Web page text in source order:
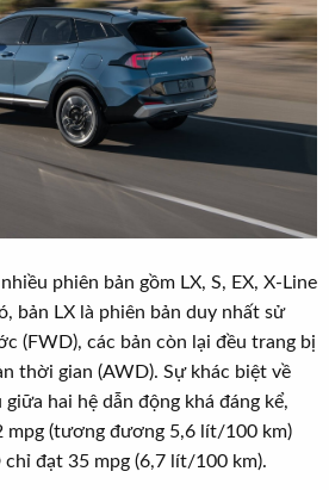
phiên bản gồm LX, S, EX, X-Line
bản LX là phiên bản duy nhất sử
(FWD), các bản còn lại đều trang bị
thời gian (AWD). Sự khác biệt về
hai hệ dẫn động khá đáng kể,
mpg (tương đương 5,6 lít/100 km)
đạt 35 mpg (6,7 lít/100 km).